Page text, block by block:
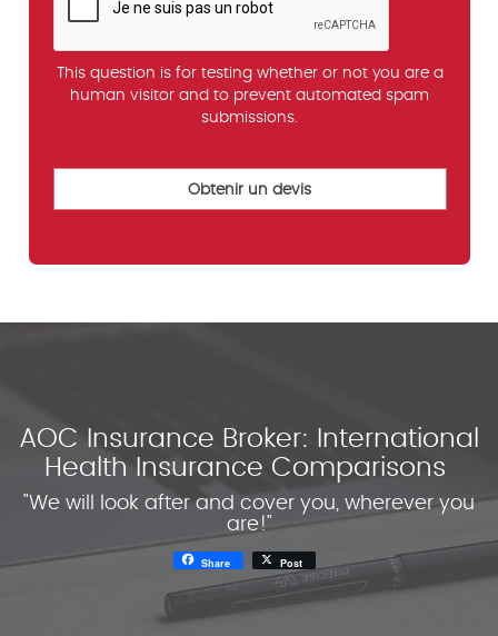
This question is for testing whether or not you are a
human visitor and to prevent automated spam
submissions.
AOC Insurance Broker: International
Health Insurance Comparisons
"We will look after and cover you, wherever you
are!"
Share Post